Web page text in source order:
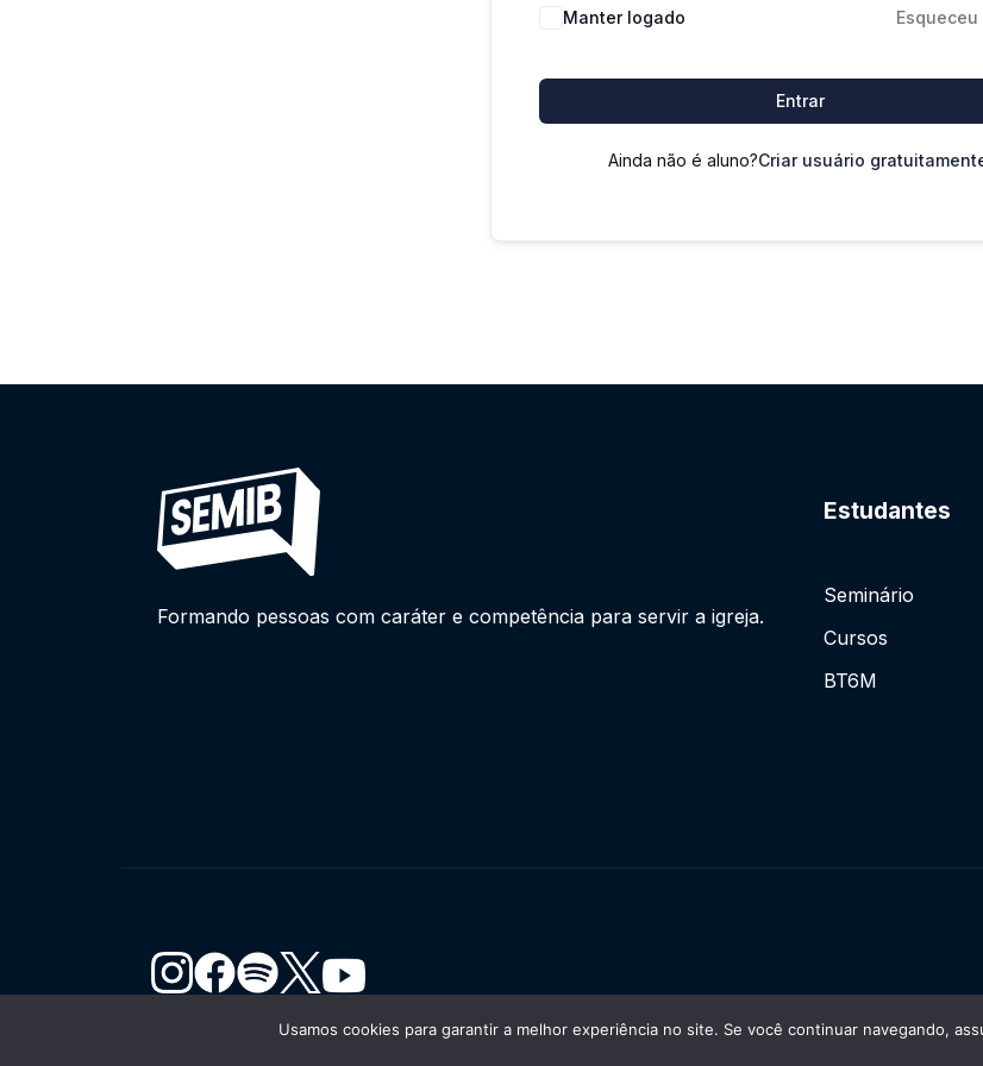
Manter logado
Entrar
Ainda não é aluno?Criar usuário
Formando pessoas com caráter e competência para servir a igreja.
Estudantes
Seminário
Cursos
BT6M
Usamos cookies para garantir a melhor experiência no site. Se você continuar navegando,